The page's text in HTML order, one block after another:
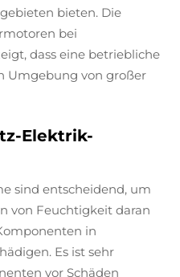
bieten. Die
bei
dass eine betriebliche
Umgebung von großer
Elektrik-
sind entscheidend, um
von Feuchtigkeit daran
in
Es ist sehr
vor Schäden